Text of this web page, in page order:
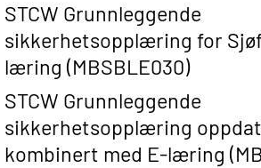
STCW Grunnleggende
sikkerhetsopplæring for
læring (MBSBLE030)
STCW Grunnleggende
sikkerhetsopplæring
kombinert med E-læring